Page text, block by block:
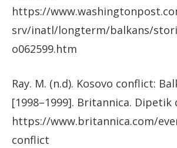
https://
srv/inatl/longterm/balkans/
o062599.htm
Ray. M. (n.d). Kosovo conflict:
[1998–1999]. Britannica. Dipetik
https://www.britannica.com/
conflict